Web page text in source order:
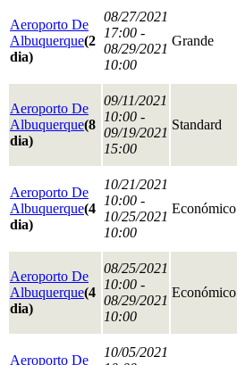
Aeroporto De
Albuquerque(2
dia)
08/27/2021
17:00 -
08/29/2021
10:00
Grande
Aeroporto De
Albuquerque(8
dia)
09/11/2021
10:00 -
09/19/2021
15:00
Standard
Aeroporto De
Albuquerque(4
dia)
10/21/2021
10:00 -
10/25/2021
10:00
Económico
Aeroporto De
Albuquerque(4
dia)
08/25/2021
10:00 -
08/29/2021
10:00
Económico
Aeroporto De
10/05/2021